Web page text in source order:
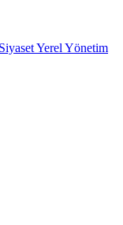
Yerel Yönetim